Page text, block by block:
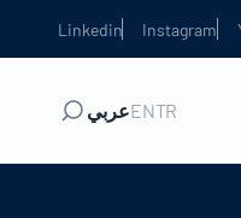
Instagram
Linkedin
TR
ENعربي